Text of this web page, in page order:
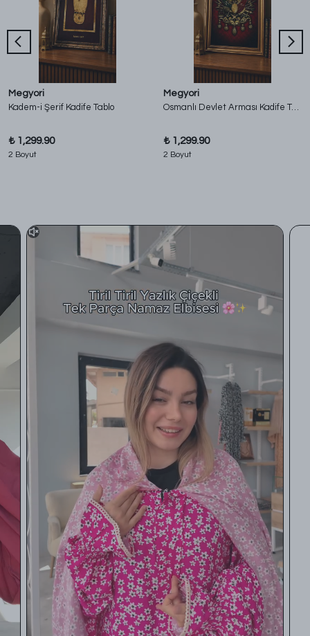
Megyori
Kadem-i Şerif Kadife Tablo
₺ 1,299.90
2 Boyut
Megyori
Osmanlı Devlet Arması Kadife Tablo
₺ 1,299.90
2 Boyut